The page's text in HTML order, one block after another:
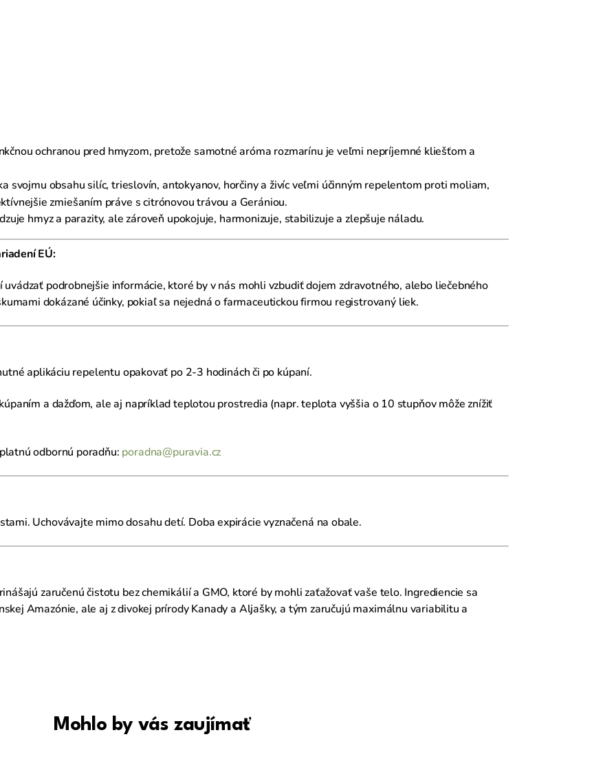
ochranou pred hmyzom, pretože samotné aróma rozmarínu je veľmi nepríjemné kliešťom a
svojmu obsahu silíc, trieslovín, antokyanov, horčiny a živíc veľmi účinným repelentom proti moliam,
zmiešaním práve s citrónovou trávou a Gerániou.
hmyz a parazity, ale zároveň upokojuje, harmonizuje, stabilizuje a zlepšuje náladu.
EÚ:
podrobnejšie informácie, ktoré by v nás mohli vzbudiť dojem zdravotného, alebo liečebného
dokázané účinky, pokiaľ sa nejedná o farmaceutickou firmou registrovaný liek.
aplikáciu repelentu opakovať po 2-3 hodinách či po kúpaní.
a dažďom, ale aj napríklad teplotou prostredia (napr. teplota vyššia o 10 stupňov môže znížiť
odbornú poradňu: poradna@puravia.cz
Uchovávajte mimo dosahu detí. Doba expirácie vyznačená na obale.
zaručenú čistotu bez chemikálií a GMO, ktoré by mohli zaťažovať vaše telo. Ingrediencie sa
Amazónie, ale aj z divokej prírody Kanady a Aljašky, a tým zaručujú maximálnu variabilitu a
Mohlo by vás zaujímať